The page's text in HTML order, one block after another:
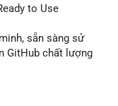
to Use
sẵn sàng sử
GitHub chất lượng